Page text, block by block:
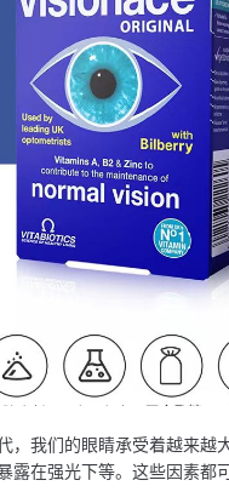
，我们的眼睛承受着越来越
露在强光下等。这些因素都可